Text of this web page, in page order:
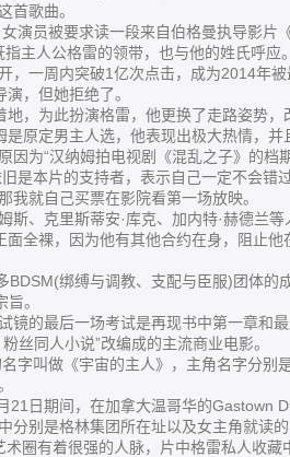
首歌曲。
演员被要求读一段来自伯格曼执导影片
指主人公格雷的领带，也与他的姓氏呼应。
，一周内突破1亿次点击，成为2014年被
，但她拒绝了。
地，为此扮演格雷，他更换了走路姿势，
是原定男主人选，他表现出极大热情，
因为“汉纳姆拍电视剧《混乱之子》的档期
是本片的支持者，表示自己一定不会错
我就自己买票在影院看第一场放映。
斯、克里斯蒂安·库克、加内特·赫德兰
面全裸，因为他有其他合约在身，阻止
BDSM(绑缚与调教、支配与臣服)团体
。
镜的最后一场考试是再现书中第一章和最
丝同人小说”改编成的主流商业电影。
字叫做《宇宙的主人》，主角名字分别
21日期间，在加拿大温哥华的Gastown
分别是格林集团所在址以及女主角就读的
术圈有着很强的人脉，片中格雷私人收